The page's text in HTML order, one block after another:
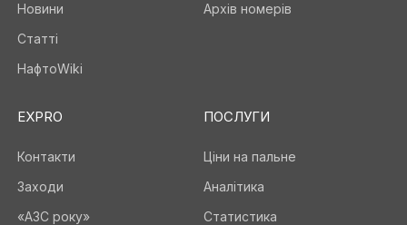
Новини
Статті
НафтоWiki
Архів номерів
EXPRO
Контакти
Заходи
«АЗС року»
ПОСЛУГИ
Ціни на пальне
Аналітика
Статистика